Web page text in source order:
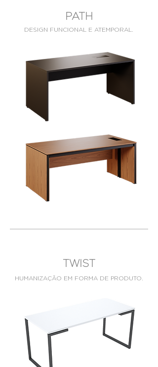
PATH
DESIGN FUNCIONAL E ATEMPORAL.
TWIST
HUMANIZAÇÃO EM FORMA DE PRODUTO.